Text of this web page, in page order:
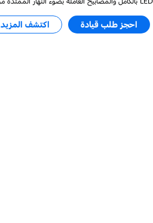
احجز طلب قيادة اكتشف المزيد